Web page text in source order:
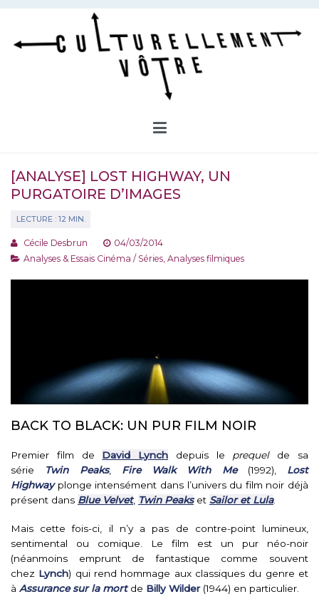
Aller
contenu
[ANALYSE] LOST HIGHWAY, UN
PURGATOIRE D’IMAGES
Cécile Desbrun
04/03/2014
Analyses & Essais Cinéma / Séries Analyses filmiques
BACK TO BLACK: UN PUR FILM NOIR
Premier film de David Lynch depuis le prequelde sa
série
Twin Peaks, Fire Walk With Me(1992), Lost
Highwayplonge intensément dans l’univers du film noir déjà
présent dans Blue Velvet, Twin Peakset Sailor et Lula.
Mais cette fois-ci, il n’y a pas de contre-point lumineux,
sentimental ou comique. Le film est un pur néo-noir
(néanmoins emprunt de fantastique comme souvent
chez Lynch) qui rend hommage aux classiques du genre et
à Assurance sur la mortde Billy Wilder(1944) en particulier.